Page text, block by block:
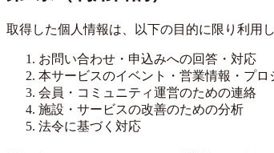
取得した個人情報は、以下の目的に限り利用し
お問い合わせ・申込みへの回答・対応
本サービスのイベント・営業情報・プ
会員・コミュニティ運営のための連絡
施設・サービスの改善のための分析
法令に基づく対応